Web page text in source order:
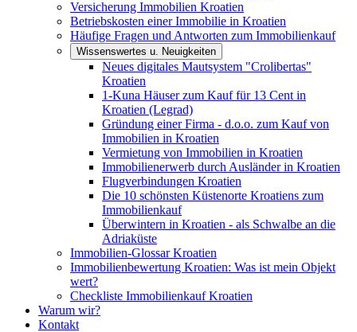
Versicherung Immobilien Kroatien
Betriebskosten einer Immobilie in Kroatien
Häufige Fragen und Antworten zum Immobilienkauf
Wissenswertes u. Neuigkeiten
Neues digitales Mautsystem "Crolibertas"
Kroatien
1-Kuna Häuser zum Kauf für 13 Cent in
Kroatien (Legrad)
Gründung einer Firma - d.o.o. zum Kauf von
Immobilien in Kroatien
Vermietung von Immobilien in Kroatien
Immobilienerwerb durch Ausländer in Kroatien
Flugverbindungen Kroatien
Die 10 schönsten Küstenorte Kroatiens zum
Immobilienkauf
Überwintern in Kroatien - als Schwalbe an die
Adriaküste
Immobilien-Glossar Kroatien
Immobilienbewertung Kroatien: Was ist mein Objekt
wert?
Checkliste Immobilienkauf Kroatien
Warum wir?
Kontakt